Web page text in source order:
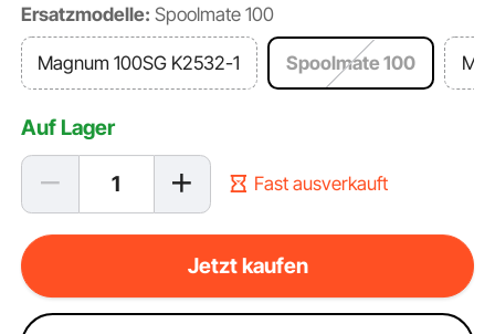
Ersatzmodelle: Spoolmate 100
Magnum 100SG K2532-1 Spoolmate 100
Auf Lager
Fast ausverkauft
Jetzt kaufen